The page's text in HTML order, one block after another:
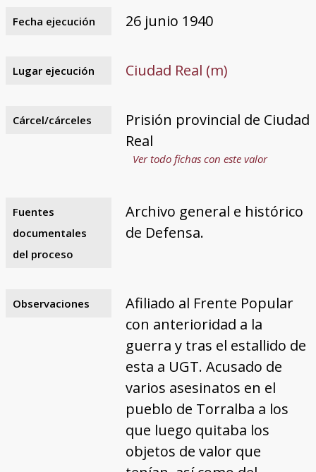
Fecha ejecución 26 junio 1940
Lugar ejecución Ciudad Real (m)
Cárcel/cárceles
Prisión provincial de Ciudad
Real
Ver todo fichas con este valor
Fuentes
documentales
del proceso
Archivo general e histórico
de Defensa.
Observaciones
Afiliado al Frente Popular
con anterioridad a la
guerra y tras el estallido de
esta a UGT. Acusado de
varios asesinatos en el
pueblo de Torralba a los
que luego quitaba los
objetos de valor que